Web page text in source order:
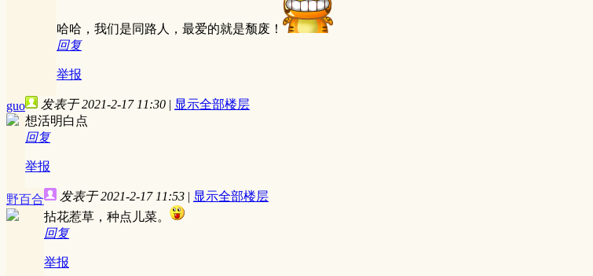
哈哈，我们是同路人，最爱的就是颓废！
回复
举报
guo 发表于 2021-2-17 11:30 | 显示全部楼层
想活明白点
回复
举报
野百合 发表于 2021-2-17 11:53 | 显示全部楼层
拈花惹草，种点儿菜。
回复
举报